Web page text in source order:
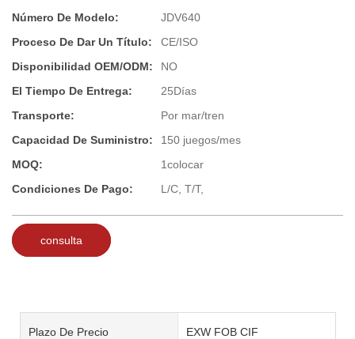
Número De Modelo:
JDV640
Proceso De Dar Un Título:
CE/ISO
Disponibilidad OEM/ODM:
NO
El Tiempo De Entrega:
25Días
Transporte:
Por mar/tren
Capacidad De Suministro:
150 juegos/mes
MOQ:
1colocar
Condiciones De Pago:
L/C, T/T,
consulta
Plazo De Precio EXW FOB CIF